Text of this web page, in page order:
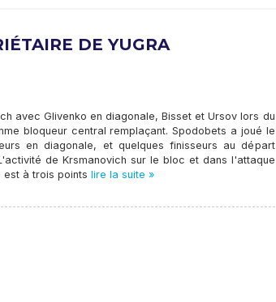
DE YUGRA
avec Glivenko en diagonale, Bisset et Ursov lors du
bloqueur central remplaçant. Spodobets a joué le
en diagonale, et quelques finisseurs au départ
de Krsmanovich sur le bloc et dans l'attaque
est à trois points lire la suite »